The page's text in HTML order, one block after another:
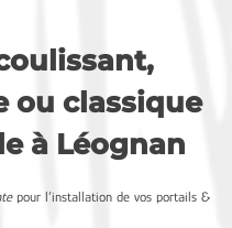
ou classique
à Léognan
pour l’installation de vos portails &